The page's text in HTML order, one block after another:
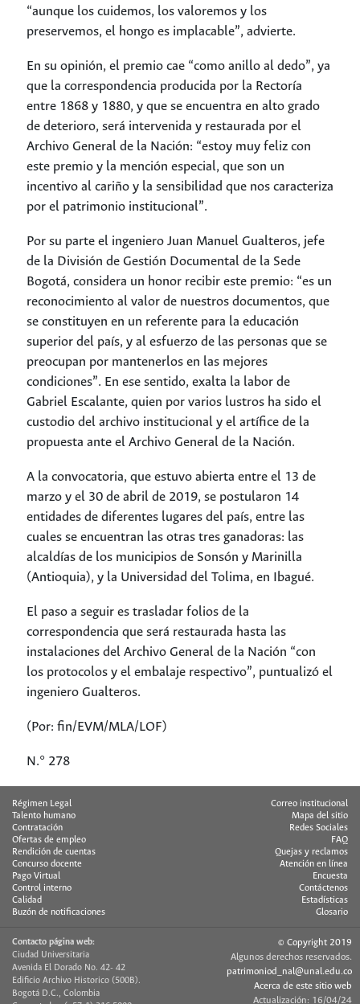
“aunque los cuidemos, los valoremos y los
preservemos, el hongo es implacable”, advierte.
En su opinión, el premio cae “como anillo al dedo”, ya
que la correspondencia producida por la Rectoría
entre 1868 y 1880, y que se encuentra en alto grado
de deterioro, será intervenida y restaurada por el
Archivo General de la Nación: “estoy muy feliz con
este premio y la mención especial, que son un
incentivo al cariño y la sensibilidad que nos caracteriza
por el patrimonio institucional”.
Por su parte el ingeniero Juan Manuel Gualteros, jefe
de la División de Gestión Documental de la Sede
Bogotá, considera un honor recibir este premio: “es un
reconocimiento al valor de nuestros documentos, que
se constituyen en un referente para la educación
superior del país, y al esfuerzo de las personas que se
preocupan por mantenerlos en las mejores
condiciones”. En ese sentido, exalta la labor de
Gabriel Escalante, quien por varios lustros ha sido el
custodio del archivo institucional y el artífice de la
propuesta ante el Archivo General de la Nación.
A la convocatoria, que estuvo abierta entre el 13 de
marzo y el 30 de abril de 2019, se postularon 14
entidades de diferentes lugares del país, entre las
cuales se encuentran las otras tres ganadoras: las
alcaldías de los municipios de Sonsón y Marinilla
(Antioquia), y la Universidad del Tolima, en Ibagué.
El paso a seguir es trasladar folios de la
correspondencia que será restaurada hasta las
instalaciones del Archivo General de la Nación “con
los protocolos y el embalaje respectivo”, puntualizó el
ingeniero Gualteros.
(Por: fin/EVM/MLA/LOF)
N.° 278
Régimen Legal
Talento humano
Contratación
Ofertas de empleo
Rendición de cuentas
Concurso docente
Pago Virtual
Control interno
Calidad
Buzón de notificaciones
Correo institucional
Mapa del sitio
Redes Sociales
FAQ
Quejas y reclamos
Atención en línea
Encuesta
Contáctenos
Estadísticas
Glosario
Contacto página web:
Ciudad Universitaria
Avenida El Dorado No. 42- 42
Edificio Archivo Historico (500B).
Bogotá D.C., Colombia
© Copyright 2019
Algunos derechos reservados.
patrimoniod_nal@unal.edu.co
Acerca de este sitio web
Actualización: 16/04/24